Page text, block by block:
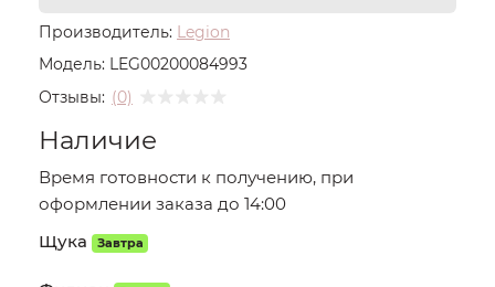
Производитель: Legion
Модель: LEG00200084993
Отзывы: (0)
Наличие
Время готовности к получению, при
оформлении заказа до 14:00
Щука
Завтра